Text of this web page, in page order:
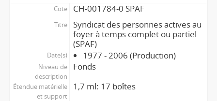
Cote CH-001784-0 SPAF
Titre
Syndicat des personnes actives au
foyer à temps complet ou partiel
(SPAF)
Date(s) 1977 - 2006 (Production)
Niveau de
description
Fonds
Étendue matérielle
et support
1,7 ml: 17 boîtes